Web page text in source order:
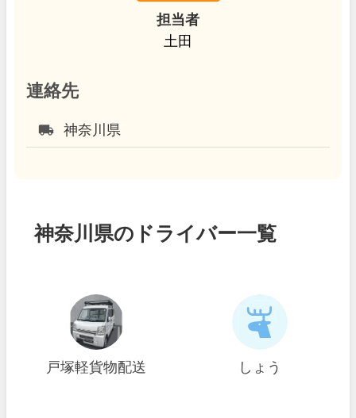
担当者
土田
連絡先
local_shipping 神奈川県
神奈川県のドライバー一覧
戸塚軽貨物配送 しょう